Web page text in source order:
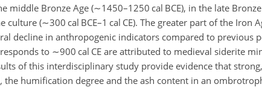
middle Bronze Age (∼1450–1250 cal BCE), in the late
culture (∼300 cal BCE–1 cal CE). The greater part of the Iron
decline in anthropogenic indicators compared to previous
to ∼900 cal CE are attributed to medieval siderite
of this interdisciplinary study provide evidence that
humification degree and the ash content in an